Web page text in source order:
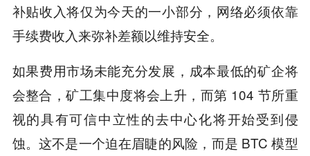
补贴收入将仅为今天的一小部分，网络必须依靠
手续费收入来弥补差额以维持安全。
如果费用市场未能充分发展，成本最低的矿企将
会整合，矿工集中度将会上升，而第 104 节所重
视的具有可信中立性的去中心化将开始受到侵
蚀。这不是一个迫在眉睫的风险，而是 BTC 模型